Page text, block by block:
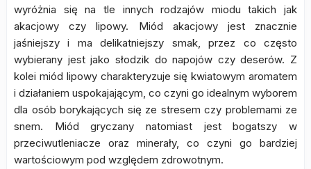
wyróżnia się na tle innych rodzajów miodu takich jak
akacjowy czy lipowy. Miód akacjowy jest znacznie
jaśniejszy i ma delikatniejszy smak, przez co często
wybierany jest jako słodzik do napojów czy deserów. Z
kolei miód lipowy charakteryzuje się kwiatowym aromatem
i działaniem uspokajającym, co czyni go idealnym wyborem
dla osób borykających się ze stresem czy problemami ze
snem. Miód gryczany natomiast jest bogatszy w
przeciwutleniacze oraz minerały, co czyni go bardziej
wartościowym pod względem zdrowotnym.